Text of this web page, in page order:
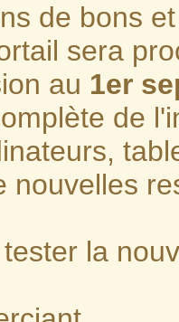
de bons
sera
au 1er
de
nouvelles
la